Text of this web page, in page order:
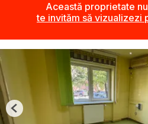
Această proprietate
te invităm să vizualizezi
Previous